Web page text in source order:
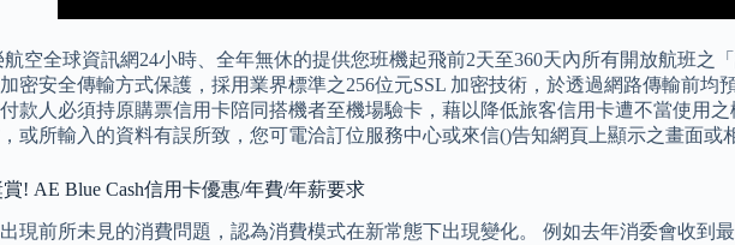
空全球資訊網24小時、全年無休的提供您班機起飛前2天至360天內所有開放航班之
密安全傳輸方式保護，採用業界標準之256位元SSL 加密技術，於透過網路傳輸前
款人必須持原購票信用卡陪同搭機者至機場驗卡，藉以降低旅客信用卡遭不當使用
或所輸入的資料有誤所致，您可電洽訂位服務中心或來信()告知網頁上顯示之畫面或
! AE Blue Cash信用卡優惠/年費/年薪要求
現前所未見的消費問題，認為消費模式在新常態下出現變化。 例如去年消委會收到